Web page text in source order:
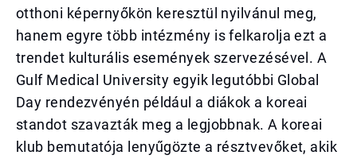
otthoni képernyőkön keresztül nyilvánul meg,
hanem egyre több intézmény is felkarolja ezt a
trendet kulturális események szervezésével. A
Gulf Medical University egyik legutóbbi Global
Day rendezvényén például a diákok a koreai
standot szavazták meg a legjobbnak. A koreai
klub bemutatója lenyűgözte a résztvevőket, akik